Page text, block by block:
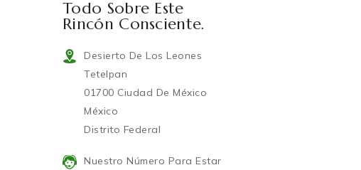
Todo Sobre Este
Rincón Consciente.
Desierto De Los Leones
Tetelpan
01700 Ciudad De México
México
Distrito Federal
Nuestro Número Para Estar